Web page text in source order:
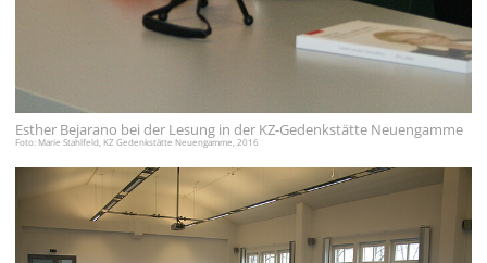
Dansk
Nederlands
Polski
Português
Esther Bejarano bei der Lesung in der KZ-Gedenkstätte Neuengamme
Foto: Marie Stahlfeld, KZ Gedenkstätte Neuengamme, 2016